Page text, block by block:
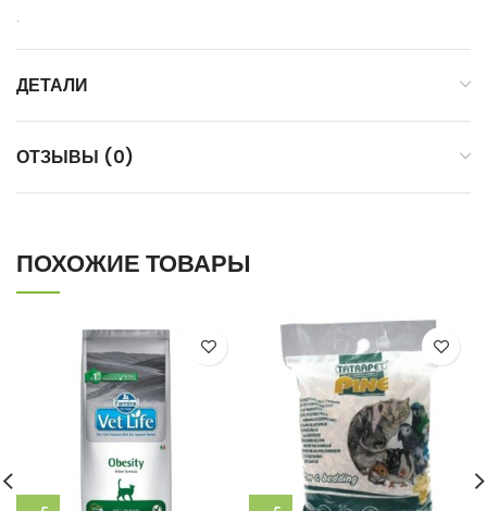
.
ДЕТАЛИ
ОТЗЫВЫ (0)
ПОХОЖИЕ ТОВАРЫ